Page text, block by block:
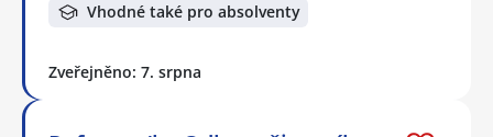
Vhodné také pro absolventy
Zveřejněno: 7. srpna